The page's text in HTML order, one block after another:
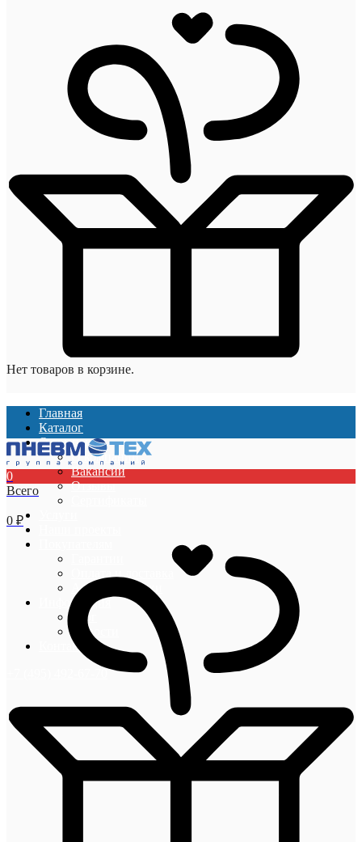
Нет товаров в корзине.
Главная
Каталог
О компании
О компании
Вакансии
Отзывы
Акции и скидки
Информация
Блог
Новости
Контакты
0
Всего
0 ₽